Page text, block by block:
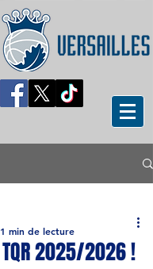
2025/2026 !
1 min de lecture